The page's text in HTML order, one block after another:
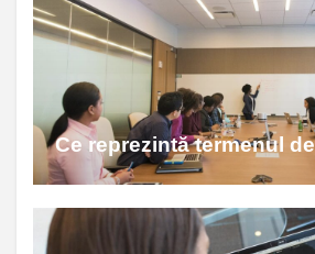
Ce reprezintă termenul